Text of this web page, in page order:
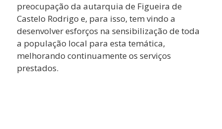
preocupação da autarquia de Figueira de
Castelo Rodrigo e, para isso, tem vindo a
desenvolver esforços na sensibilização de toda
a população local para esta temática,
melhorando continuamente os serviços
prestados.